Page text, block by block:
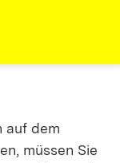
auf dem
müssen Sie